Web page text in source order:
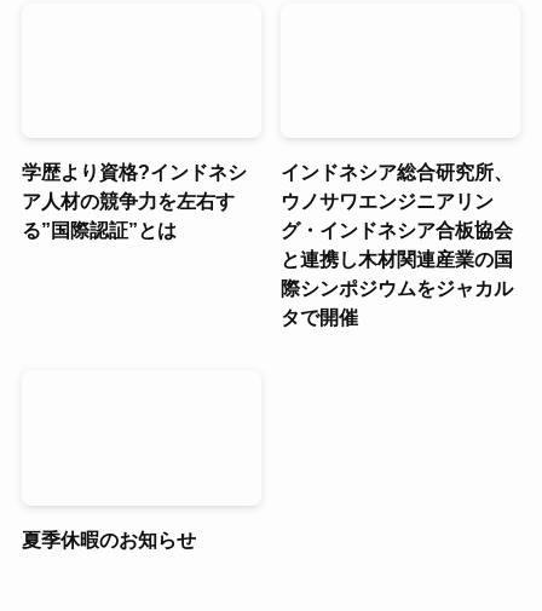
学歴より資格?インドネシ
ア人材の競争力を左右す
る”国際認証”とは
インドネシア総合研究所、
ウノサワエンジニアリン
グ・インドネシア合板協会
と連携し木材関連産業の国
際シンポジウムをジャカル
タで開催
夏季休暇のお知らせ